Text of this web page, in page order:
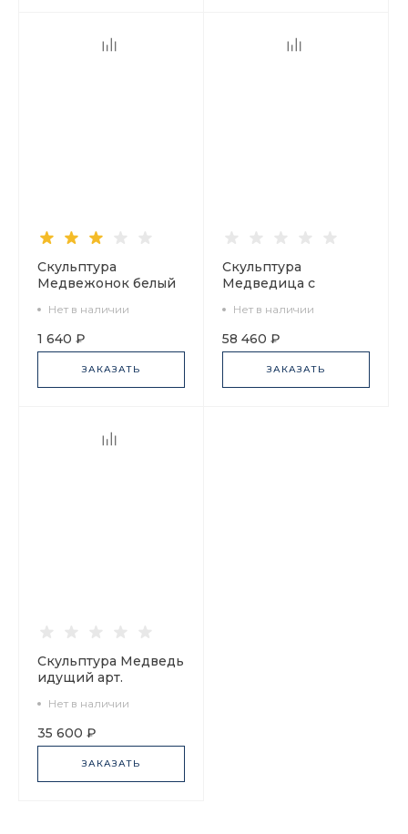
Скульптура
Медвежонок белый
Нет в наличии
1 640 ₽
ЗАКАЗАТЬ
Скульптура
Медведица с
большой размер арт.
82.68014.00.1
Нет в наличии
58 460 ₽
ЗАКАЗАТЬ
Скульптура Медведь
идущий арт.
Нет в наличии
35 600 ₽
ЗАКАЗАТЬ